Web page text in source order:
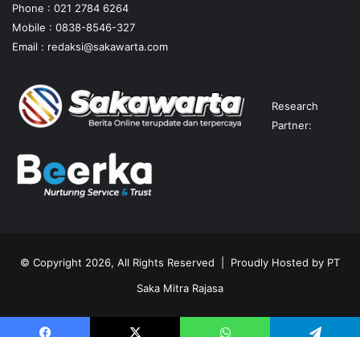
Phone : 021 2784 6264
Mobile : 0838-8546-327
Email : redaksi@sakawarta.com
Research
Partner:
© Copyright 2026, All Rights Reserved | Proudly Hosted by PT
Saka Mitra Rajasa